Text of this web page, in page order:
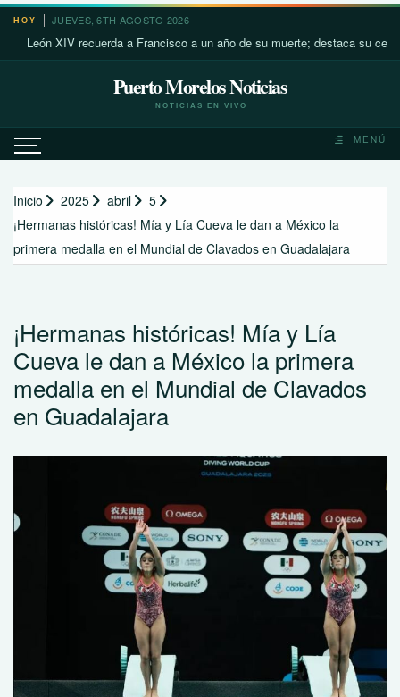
Saltar
contenido
HOY JUEVES, 6TH AGOSTO 2026
XIV recuerda a Francisco a un año de su muerte; destaca su cercanía
Puerto Morelos Noticias
NOTICIAS EN VIVO
MENÚ
Inicio 2025 abril
5
¡Hermanas históricas! Mía y Lía Cueva le dan a México la
primera medalla en el Mundial de Clavados en Guadalajara
¡Hermanas históricas! Mía y Lía
Cueva le dan a México la primera
medalla en el Mundial de Clavados
en Guadalajara